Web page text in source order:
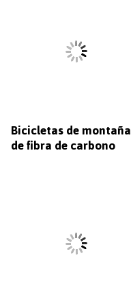
Bicicletas de montaña
de fibra de carbono